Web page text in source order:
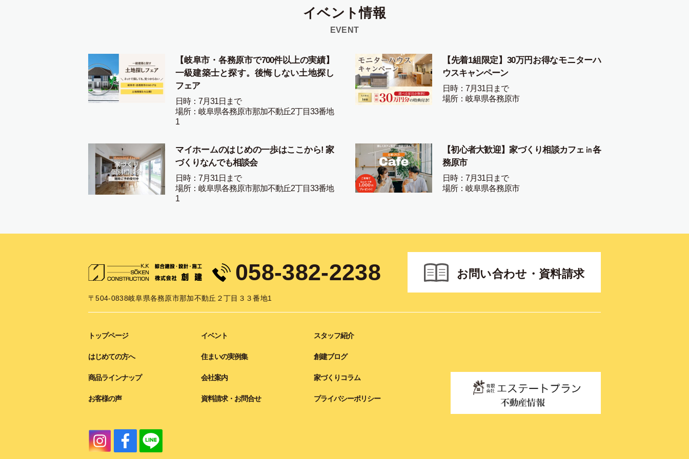
イベント情報
EVENT
【岐阜市・各務原市で700件以上の実績】
一級建築士と探す。後悔しない土地探し
フェア
日時：7月31日まで
場所：岐阜県各務原市那加不動丘2丁目33番地
1
【先着1組限定】30万円お得なモニターハ
ウスキャンペーン
日時：7月31日まで
場所：岐阜県各務原市
マイホームのはじめの一歩はここから! 家
づくりなんでも相談会
日時：7月31日まで
場所：岐阜県各務原市那加不動丘2丁目33番地
1
【初心者大歓迎】家づくり相談カフェ㏌各
務原市
日時：7月31日まで
場所：岐阜県各務原市
〒504-0838岐阜県各務原市那加不動丘２丁目３３番地1
058-382-2238 お問い合わせ・資料請求
トップページ
はじめての方へ
商品ラインナップ
お客様の声
イベント
住まいの実例集
会社案内
資料請求・お問合せ
スタッフ紹介
創建ブログ
家づくりコラム
プライバシーポリシー